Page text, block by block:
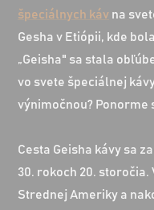
špeciálnych káv na
Gesha v Etiópii, kde
„Geisha" sa stala
vo svete špeciálnej
výnimočnou? Ponorme
Cesta Geisha kávy sa
30. rokoch 20. storočia.
Strednej Ameriky a